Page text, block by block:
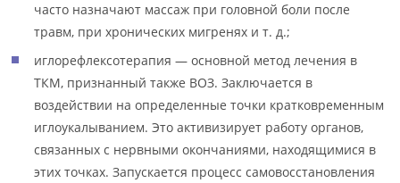
часто назначают массаж при головной боли после
травм, при хронических мигренях и т. д.;
иглорефлексотерапия — основной метод лечения в
ТКМ, признанный также ВОЗ. Заключается в
воздействии на определенные точки кратковременным
иглоукалыванием. Это активизирует работу органов,
связанных с нервными окончаниями, находящимися в
этих точках. Запускается процесс самовосстановления